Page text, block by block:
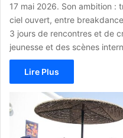
17 mai 2026. Son ambition :
ciel ouvert, entre
3 jours de rencontres et de
jeunesse et des scènes
Lire Plus